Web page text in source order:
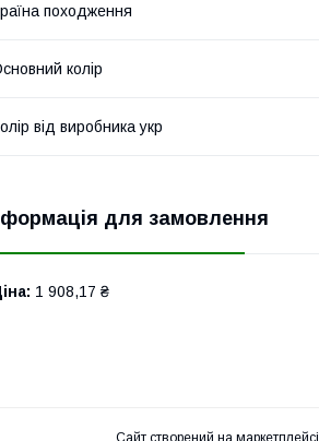
походження
колір
від виробника укр
для замовлення
1 908,17 ₴
Сайт створений на маркетплейсі